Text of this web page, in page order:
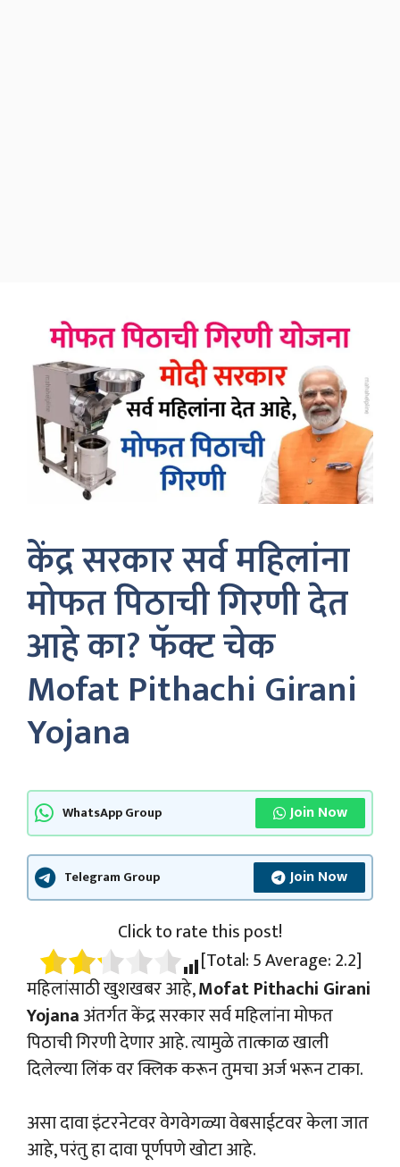
केंद्र सरकार सर्व महिलांना
मोफत पिठाची गिरणी देत
आहे का? फॅक्ट चेक
Mofat Pithachi Girani
Yojana
WhatsApp Group Join Now
Telegram Group Join Now
Click to rate this post!
[Total:5Average:2.2]
महिलांसाठी खुशखबर आहे,Mofat Pithachi Girani
Yojanaअंतर्गत केंद्र सरकार सर्व महिलांना मोफत
पिठाची गिरणी देणार आहे. त्यामुळे तात्काळ खाली
दिलेल्या लिंक वर क्लिक करून तुमचा अर्ज भरून टाका.
असा दावा इंटरनेटवर वेगवेगळ्या वेबसाईटवर केला जात
आहे, परंतु हा दावा पूर्णपणे खोटा आहे.